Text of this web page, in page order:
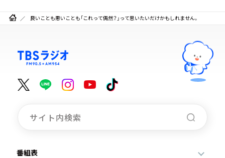
良いことも悪いことも「これって偶然？」って思いたいだけかもしれません。
番組表